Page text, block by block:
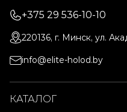
+375 29 536-10-10
220136, г. Минск, ул.
info@elite-holod.by
КАТАЛОГ